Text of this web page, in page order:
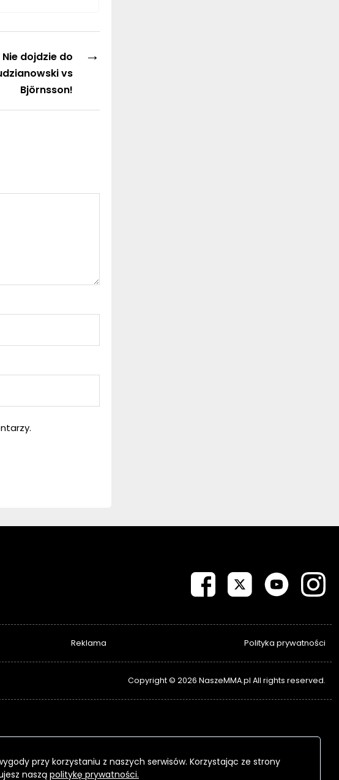
→
dojdzie do
vs
Björnsson!
Reklama Polityka prywatności
Copyright © 2026 NaszeMMA.pl All rights reserved.
przy korzystaniu z naszych serwisów. Korzystając ze strony
naszą politykę prywatności.